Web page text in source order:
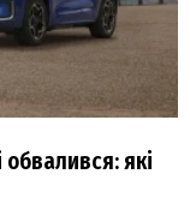
обвалився: які